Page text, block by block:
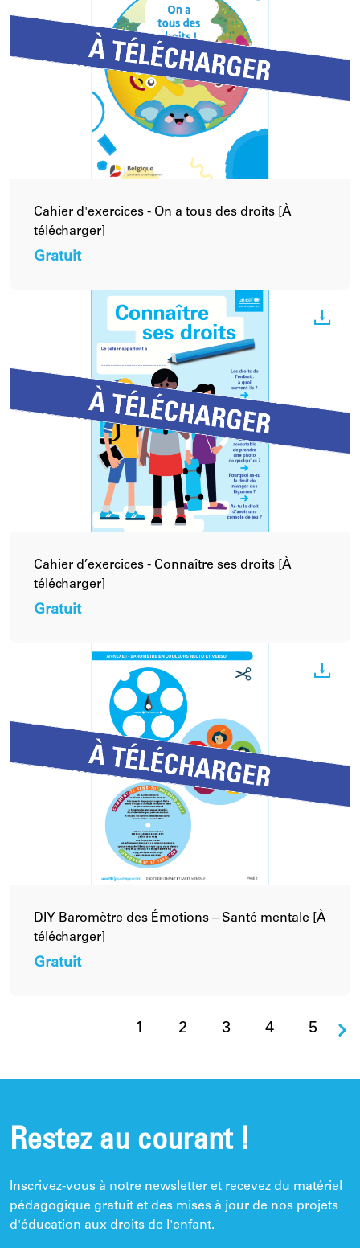
Cahier d'exercices - On a tous des droits [À
télécharger]
Gratuit
Cahier d’exercices - Connaître ses droits [À
télécharger]
Gratuit
DIY Baromètre des Émotions – Santé mentale [À
télécharger]
Gratuit
1 2 3 4 5
Restez au courant !
Inscrivez-vous à notre newsletter et recevez du matériel
pédagogique gratuit et des mises à jour de nos projets
d'éducation aux droits de l'enfant.